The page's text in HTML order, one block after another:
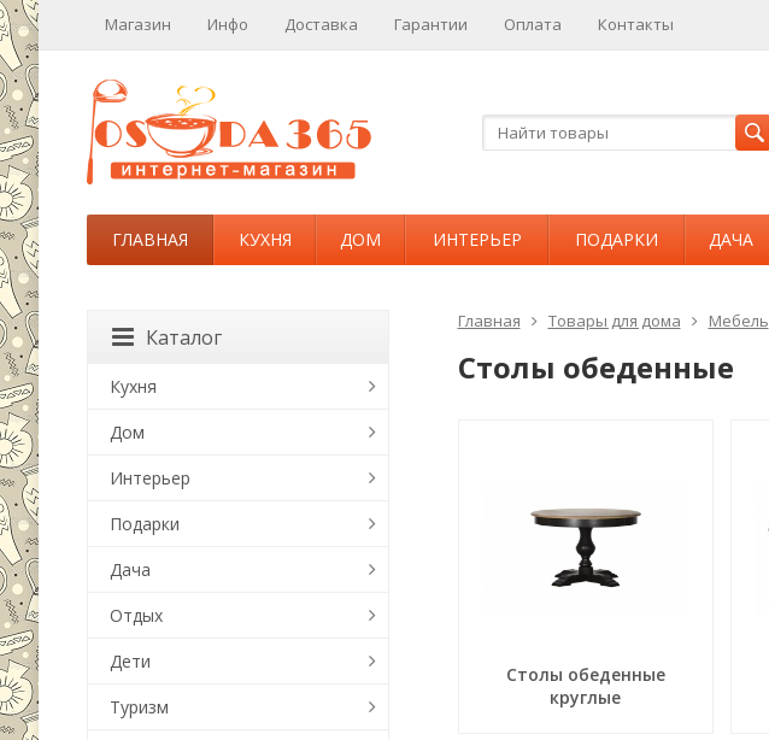
Магазин Инфо Доставка Гарантии Оплата Контакты
ГЛАВНАЯ КУХНЯ ДОМ ИНТЕРЬЕР ПОДАРКИ ДАЧА
Главная Товары для дома Мебель
Столы обеденные
Столы обеденные
круглые
Каталог
Кухня
Дом
Интерьер
Подарки
Дача
Отдых
Дети
Туризм